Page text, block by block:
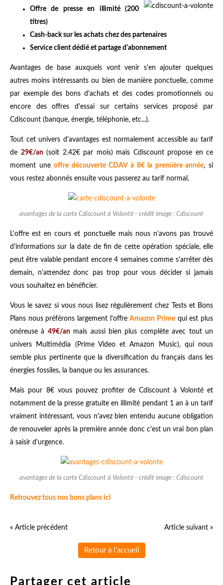
Offre de presse en illimité (200
titres)
Cash-back sur les achats chez des partenaires
Service client dédié et partage d'abonnement
Avantages de base auxquels vont venir s'en ajouter quelques
autres moins intéressants ou bien de manière ponctuelle, comme
par exemple des bons d'achats et des codes promotionnels ou
encore des offres d'essai sur certains services proposé par
Cdiscount (banque, énergie, téléphonie, etc...).
Tout cet univers d'avantages est normalement accessible au tarif
de 29€/an(soit 2.42€ par mois) mais Cdiscount propose en ce
moment uneoffre découverte CDAV à 8€ la première année, si
vous restez abonnés ensuite vous passerez au tarif normal.
avantages de la carte Cdiscount à Volonté - crédit image : Cdiscount
L'offre est en cours et ponctuelle mais nous n'avons pas trouvé
d'informations sur la date de fin de cette opération spéciale, elle
peut être valable pendant encore 4 semaines comme s'arrêter dès
demain, n'attendez donc pas trop pour vous décider si jamais
vous souhaitez en bénéficier.
Vous le savez si vous nous lisez régulièrement chez Tests et Bons
Plans nous préférons largement l'offreAmazon Prime qui est plus
onéreuse à 49€/anmais aussi bien plus complète avec tout un
univers Multimédia (Prime Video et Amazon Music), qui nous
semble plus pertinente que la diversification du français dans les
énergies fossiles, la banque ou les assurances.
Mais pour 8€ vous pouvez profiter de Cdiscount à Volonté et
notamment de la presse gratuite en illimité pendant 1 an à un tarif
vraiment intéressant, vous n'avez bien entendu aucune obligation
de renouveler après la première année donc c'est un vrai bon plan
à saisir d'urgence.
avantages de la carte Cdiscount à Volonté - crédit image : Cdiscount
Retrouvez tous nos bons plans ici
« Article précédent Article suivant »
Retour à l'accueil
Partager cet article